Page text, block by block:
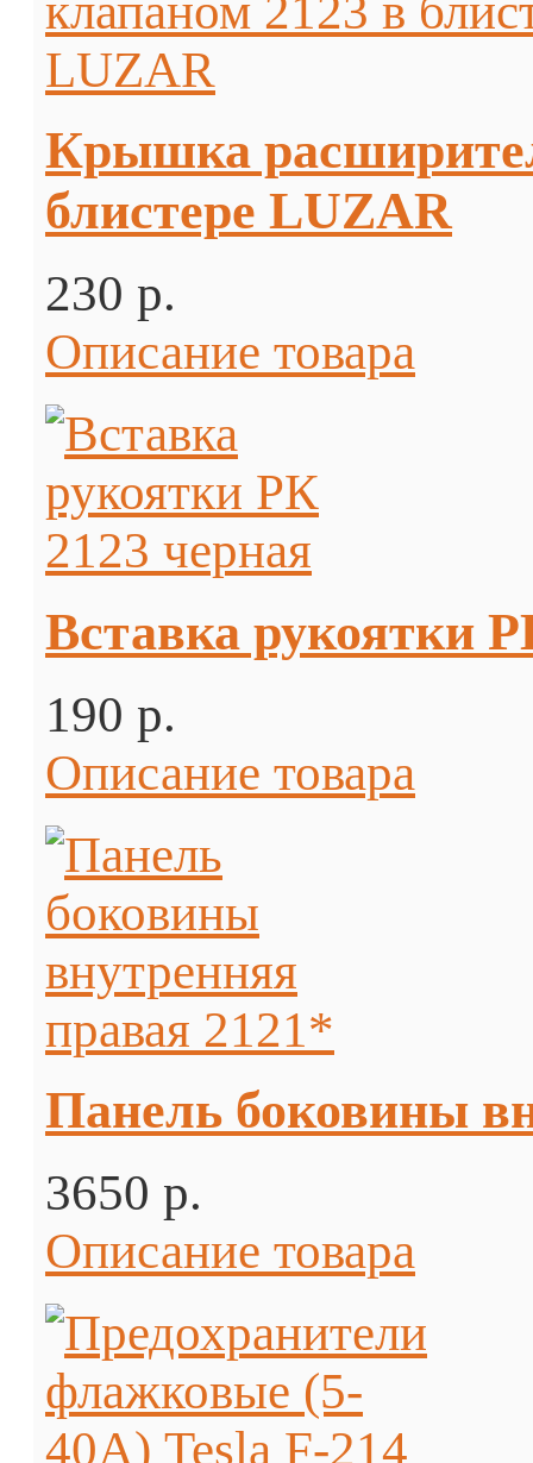
Крышка
блистере LUZAR
230 p.
Описание товара
Вставка рукоятки
190 p.
Описание товара
Панель боковины
3650 p.
Описание товара